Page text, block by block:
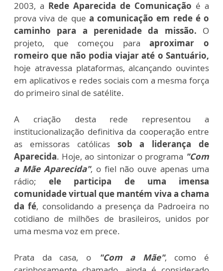
2003, a Rede Aparecida de Comunicação é a
prova viva de que a comunicação em rede é o
caminho para a perenidade da missão. O
projeto, que começou paraaproximar o
romeiro que não podia viajar até o Santuário,
hoje atravessa plataformas, alcançando ouvintes
em aplicativos e redes sociais com a mesma força
do primeiro sinal de satélite.
A criação desta rede representou a
institucionalização definitiva da cooperação entre
as emissoras católicas sob a liderança de
Aparecida. Hoje, ao sintonizar o programa "Com
a Mãe Aparecida", o fiel não ouve apenas uma
rádio;ele participa de uma imensa
comunidade virtual que mantém viva a chama
da fé, consolidando a presença da Padroeira no
cotidiano de milhões de brasileiros, unidos por
uma mesma voz em prece.
Prata da casa, o "Com a Mãe", como é